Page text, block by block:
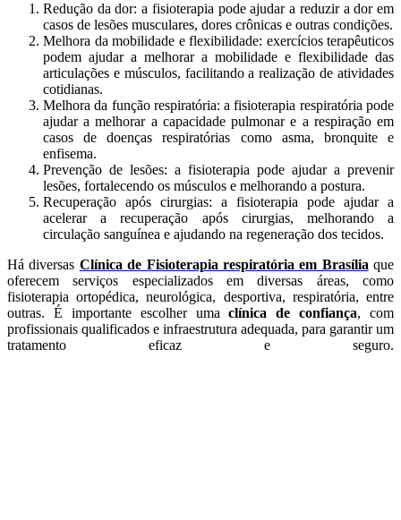
Redução da dor: a fisioterapia pode ajudar a reduzir a dor em
casos de lesões musculares, dores crônicas e outras condições.
Melhora da mobilidade e flexibilidade: exercícios terapêuticos
podem ajudar a melhorar a mobilidade e flexibilidade das
articulações e músculos, facilitando a realização de atividades
cotidianas.
Melhora da função respiratória: a fisioterapia respiratória pode
ajudar a melhorar a capacidade pulmonar e a respiração em
casos de doenças respiratórias como asma, bronquite e
enfisema.
Prevenção de lesões: a fisioterapia pode ajudar a prevenir
lesões, fortalecendo os músculos e melhorando a postura.
Recuperação após cirurgias: a fisioterapia pode ajudar a
acelerar a recuperação após cirurgias, melhorando a
circulação sanguínea e ajudando na regeneração dos tecidos.
Há diversas Clínica de Fisioterapia respiratória em Brasíliaque
oferecem serviços especializados em diversas áreas, como
fisioterapia ortopédica, neurológica, desportiva, respiratória, entre
outras. É importante escolher umaclínica de confiança, com
profissionais qualificados e infraestrutura adequada, para garantir um
tratamento eficaz e seguro.